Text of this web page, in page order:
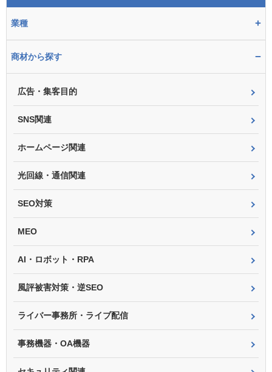
業種 +
商材から探す −
広告・集客目的
SNS関連
ホームページ関連
光回線・通信関連
SEO対策
MEO
AI・ロボット・RPA
風評被害対策・逆SEO
ライバー事務所・ライブ配信
事務機器・OA機器